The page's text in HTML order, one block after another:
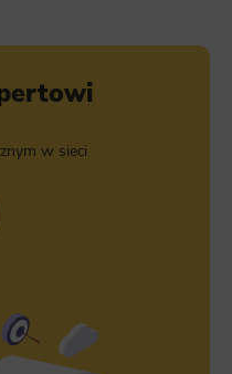
w sieci